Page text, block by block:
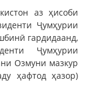
аз ҳисоби
Ҷумҳурии
гардидаанд,
Ҷумҳурии
Озмуни мазкур
ҳафтод ҳазор)